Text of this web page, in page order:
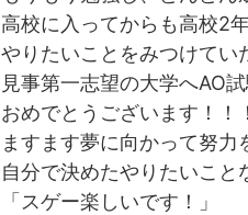
高校に入ってからも高校2
やりたいことをみつけてい
見事第一志望の大学へAO
おめでとうございます！！！
ますます夢に向かって努力
自分で決めたやりたいこと
「スゲー楽しいです！」